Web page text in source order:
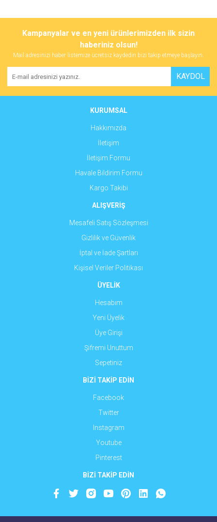
Bu ürüne ilk yorumu siz yapın!
Yorum Yaz
tarafımıza iletebilirsiniz.
Görüş ve önerileriniz için teşekkür ederiz.
Ürün resmi kalitesiz, bozuk veya görüntülenemiyor.
Ürün açıklamasında eksik bilgiler bulunuyor.
Ürün fiyatı diğer sitelerden daha pahalı.
Gönder
Kampanyalar ve en yeni ürünlerimizden ilk sizin
haberiniz olsun!
Mail adresinizi haber listemize ücretsiz kaydedin bizi takip etmeye başlayın.
KAYDOL
KURUMSAL
Hakkımızda
İletişim
İletişim Formu
Havale Bildirim Formu
Kargo Takibi
ALIŞVERİŞ
Mesafeli Satış Sözleşmesi
Gizlilik ve Güvenlik
İptal ve İade Şartları
Kişisel Veriler Politikası
ÜYELİK
Hesabım
Yeni Üyelik
Üye Girişi
Şifremi Unuttum
Sepetiniz
BİZİ TAKİP EDİN
Facebook
Twitter
Instagram
Youtube
Pinterest
BİZİ TAKİP EDİN